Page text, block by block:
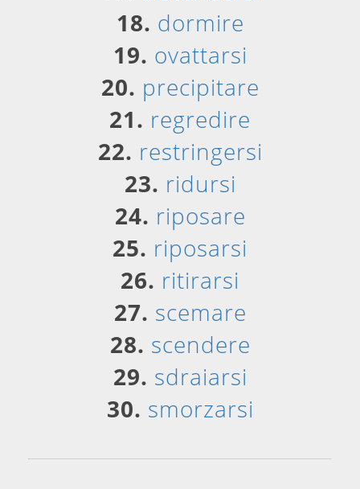
18. dormire
19. ovattarsi
20. precipitare
21. regredire
22. restringersi
23. ridursi
24. riposare
25. riposarsi
26. ritirarsi
27. scemare
28. scendere
29. sdraiarsi
30. smorzarsi